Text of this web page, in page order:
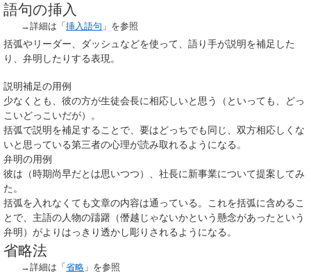
語句の挿入
→詳細は「挿入語句 」を参照
括弧やリーダー、ダッシュなどを使って、語り手が説明を補足した
り、弁明したりする表現。
説明補足の用例
少なくとも、彼の方が生徒会長に相応しいと思う（といっても、どっ
こいどっこいだが）。
括弧で説明を補足することで、要はどっちでも同じ、双方相応しくな
いと思っている第三者の心理が読み取れるようになる。
弁明の用例
彼は（時期尚早だとは思いつつ）、社長に新事業について提案してみ
た。
括弧を入れなくても文章の内容は通っている。これを括弧に含めるこ
とで、主語の人物の躊躇（僭越じゃないかという懸念があったという
弁明）がよりはっきり透かし彫りされるようになる。
省略法
→詳細は「省略 」を参照